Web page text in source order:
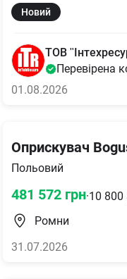
Новий
ТОВ
Перевірена
01.08.2026
Оприскувач
Польовий
481 572 грн·10 800
Ромни
31.07.2026